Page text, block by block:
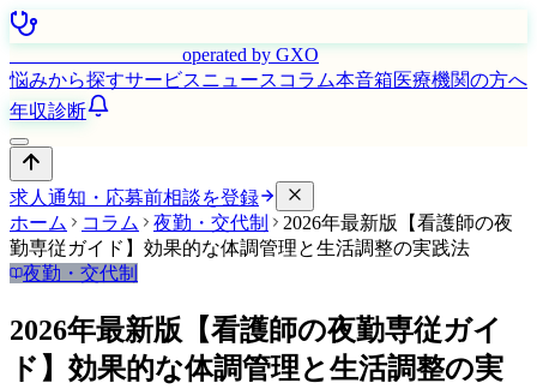
operated by GXO
悩みから探すサービスニュース コラム本音箱医療機関の方へ
年収診断
求人通知・応募前相談を登録
ホーム
コラム 夜勤・交代制
2026年最新版【看護師の夜
勤専従ガイド】効果的な体調管理と生活調整の実践法
夜勤・交代制
2026年最新版【看護師の夜勤専従ガイ
ド】効果的な体調管理と生活調整の実